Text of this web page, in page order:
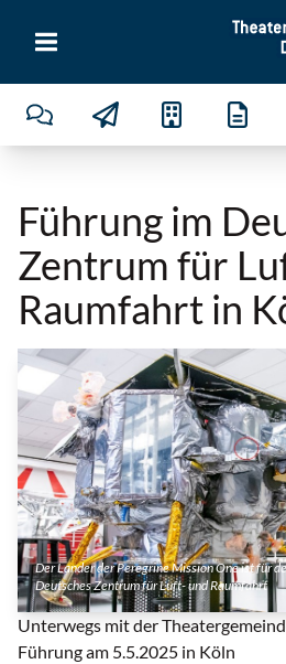
Führung im
Zentrum für
Raumfahrt in
Unterwegs mit der
Führung am 5.5.2025 in Köln
Der Lander der Peregrine Mission One ist für
Deutsches Zentrum für Luft- und Raumfahrt